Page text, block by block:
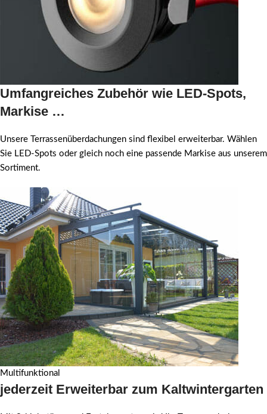
Umfangreiches Zubehör wie LED-Spots,
Markise …
Unsere Terrassenüberdachungen sind flexibel erweiterbar. Wählen
Sie LED-Spots oder gleich noch eine passende Markise aus unserem
Sortiment.
Multifunktional
jederzeit Erweiterbar zum Kaltwintergarten